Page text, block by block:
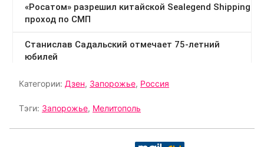
Категории: Дзен, Запорожье, Россия
Тэги: Запорожье, Мелитополь